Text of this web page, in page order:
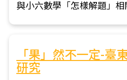
與小六數學「怎樣解題」相
「果」然不一定-臺
研究